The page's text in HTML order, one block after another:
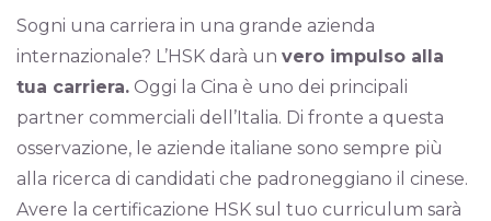
Sogni una carriera in una grande azienda
internazionale? L’HSK darà un vero impulso alla
tua carriera.Oggi la Cina è uno dei principali
partner commerciali dell’Italia. Di fronte a questa
osservazione, le aziende italiane sono sempre più
alla ricerca di candidati che padroneggiano il cinese.
Avere la certificazione HSK sul tuo curriculum sarà